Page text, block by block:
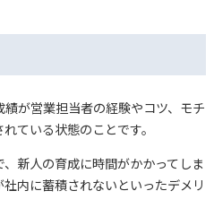
が営業担当者の経験やコツ、モチ
ている状態のことです。
新人の育成に時間がかかってしま
内に蓄積されないといったデメリ